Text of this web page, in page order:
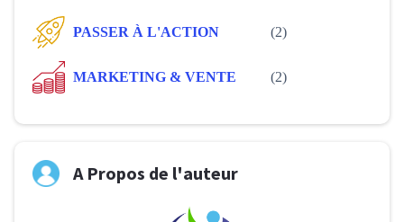
PASSER À L'ACTION (2)
MARKETING & VENTE (2)
A Propos de l'auteur